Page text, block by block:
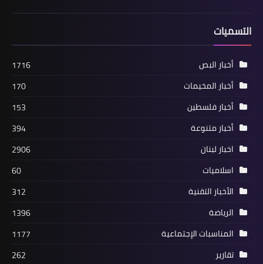
أخبار البص
حصيلة اليوم الرابع من مبادرة شباب الخير
٤ الرمضانية :
التسميات
أخبار البص
1716
أخبار المخيمات
170
أخبار فلسطين
153
أخبار متنوعة
394
اخبار لبنان
2906
اسلاميات
60
الأخبار التقنية
312
الرياضة
1396
المناسبات الإجتماعية
1177
تقارير
262